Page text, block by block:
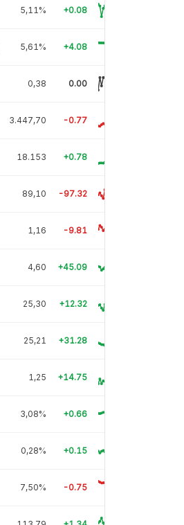
5,11% +0.08
5,61% +4.08
0,38 0.00
3.447,70 -0.77
18.153 +0.78
89,10 -97.32
1,16 -9.81
4,60 +45.09
25,30 +12.32
25,21 +31.28
1,25 +14.75
3,08% +0.66
0,28% +0.15
7,50% -0.75